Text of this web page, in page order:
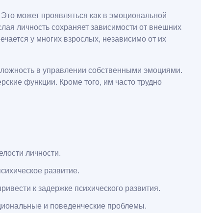
может проявляться как в эмоциональной
личность сохраняет зависимости от внешних
у многих взрослых, независимо от их
в управлении собственными эмоциями.
функции. Кроме того, им часто трудно
личности.
развитие.
к задержке психического развития.
и поведенческие проблемы.